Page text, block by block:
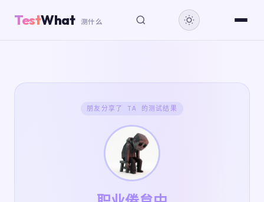
TestWhat 测什么
朋友分享了 TA 的测试结果